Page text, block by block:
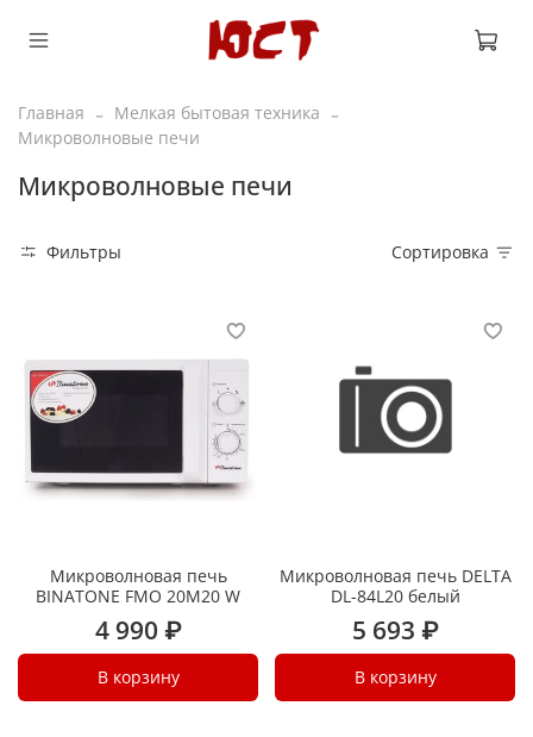
Главная
Мелкая бытовая техника
Микроволновые печи
Микроволновые печи
Фильтры Сортировка
Микроволновая печь
BINATONE FMO 20M20 W
4 990 ₽
В корзину
Микроволновая печь DELTA
DL-84L20 белый
5 693 ₽
В корзину